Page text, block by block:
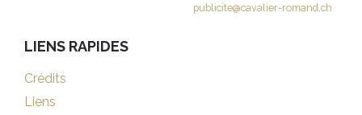
publicite@cavalier-romand.ch
LIENS RAPIDES
Crédits
Liens